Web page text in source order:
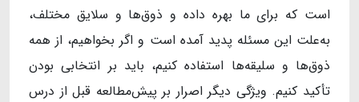
است که برای ما بهره داده و ذوق‌ها و سلایق مختلف،
به‌علت این مسئله پدید آمده است و اگر بخواهیم، از همه
ذوق‌ها و سلیقه‌ها استفاده کنیم، باید بر انتخابی ‌بودن
تأکید کنیم. ویژگی دیگر اصرار بر پیش‌مطالعه قبل از درس